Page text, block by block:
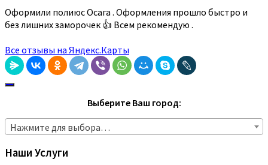
Оформили полиюс Осага . Оформления прошло быстро и
без лишних заморочек 👍 Всем рекомендую .
Все отзывы на Яндекс.Карты
Выберите Ваш город:
Нажмите для выбора…
Наши Услуги